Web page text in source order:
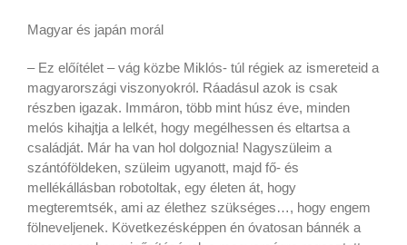
Magyar és japán morál
– Ez előítélet – vág közbe Miklós- túl régiek az ismereteid a
magyarországi viszonyokról. Ráadásul azok is csak
részben igazak. Immáron, több mint húsz éve, minden
melós kihajtja a lelkét, hogy megélhessen és eltartsa a
családját. Már ha van hol dolgoznia! Nagyszüleim a
szántóföldeken, szüleim ugyanott, majd fő- és
mellékállásban robotoltak, egy életen át, hogy
megteremtsék, ami az élethez szükséges…, hogy engem
fölneveljenek. Következésképpen én óvatosan bánnék a